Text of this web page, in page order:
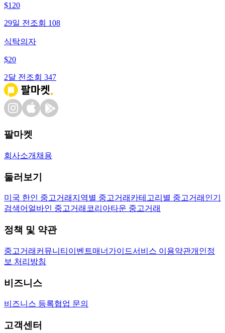
$120
29일 전 조회 108
식탁의자
$20
2달 전 조회 347
팔마켓
회사소개 채용
둘러보기
미국 한인 중고거래 지역별 중고거래 카테고리별 중고거래 인기
검색어 얼바인 중고거래 코리아타운 중고거래
정책 및 약관
중고거래 커뮤니티 이벤트매너가이드서비스 이용약관개인정
보 처리방침
비즈니스
비즈니스 등록협업 문의
고객센터